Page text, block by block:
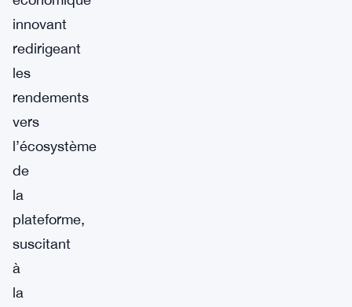
innovant
redirigeant
les
rendements
vers
l’écosystème
de
la
plateforme,
suscitant
à
la